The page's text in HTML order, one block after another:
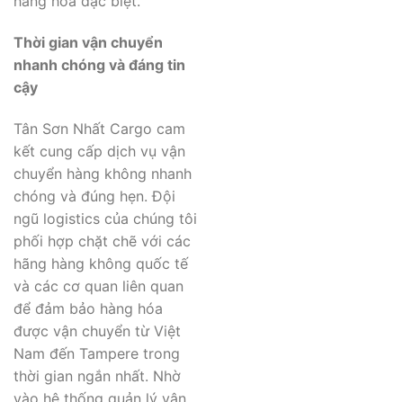
Thời gian vận chuyển
nhanh chóng và đáng tin
cậy
Tân Sơn Nhất Cargo cam
kết cung cấp dịch vụ vận
chuyển hàng không nhanh
chóng và đúng hẹn. Đội
ngũ logistics của chúng tôi
phối hợp chặt chẽ với các
hãng hàng không quốc tế
và các cơ quan liên quan
để đảm bảo hàng hóa
được vận chuyển từ Việt
Nam đến Tampere trong
thời gian ngắn nhất. Nhờ